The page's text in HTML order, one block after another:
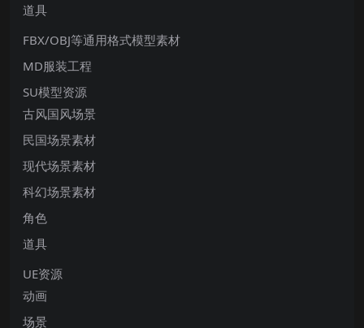
道具
FBX/OBJ等通用格式模型素材
MD服装工程
SU模型资源
古风国风场景
民国场景素材
现代场景素材
科幻场景素材
角色
道具
UE资源
动画
场景